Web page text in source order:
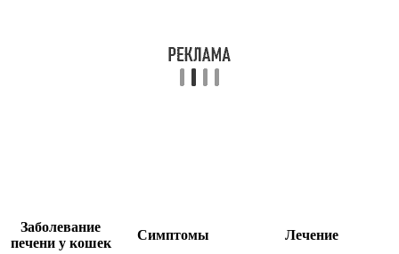
Заболевание
печени у кошек
Симптомы Лечение